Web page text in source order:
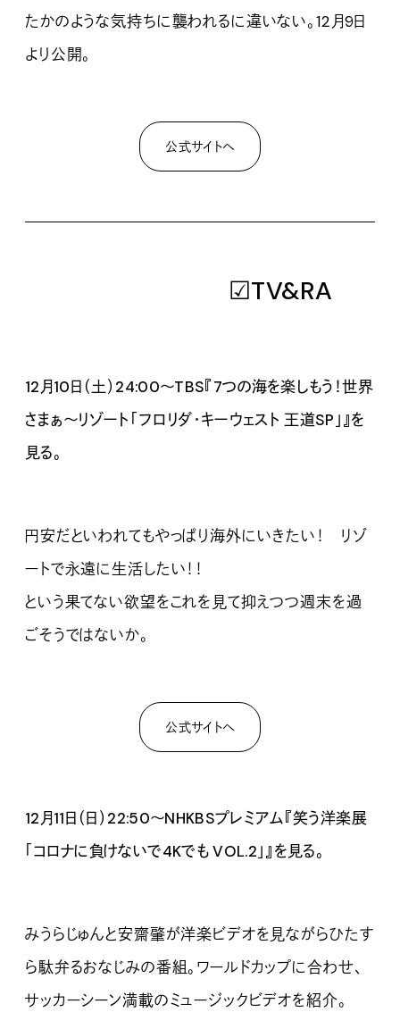
たかのような気持ちに襲われるに違いない。12月9日
より公開。
公式サイトへ
☑TV&RADIO
12月10日（土）24:00〜TBS『7つの海を楽しもう！世界
さまぁ〜リゾート「フロリダ・キーウェスト 王道SP」』を
見る。
円安だといわれてもやっぱり海外にいきたい！ リゾ
ートで永遠に生活したい！！
という果てない欲望をこれを見て抑えつつ週末を過
ごそうではないか。
公式サイトへ
12月11日（日）22:50〜NHKBSプレミアム『笑う洋楽展
「コロナに負けないで4Kでも VOL.2」』を見る。
みうらじゅんと安齋肇が洋楽ビデオを見ながらひたす
ら駄弁るおなじみの番組。ワールドカップに合わせ、
サッカーシーン満載のミュージックビデオを紹介。